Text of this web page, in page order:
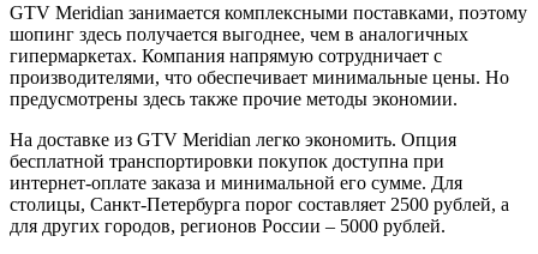
GTV Meridian занимается комплексными поставками, поэтому
шопинг здесь получается выгоднее, чем в аналогичных
гипермаркетах. Компания напрямую сотрудничает с
производителями, что обеспечивает минимальные цены. Но
предусмотрены здесь также прочие методы экономии.
На доставке из GTV Meridian легко экономить. Опция
бесплатной транспортировки покупок доступна при
интернет-оплате заказа и минимальной его сумме. Для
столицы, Санкт-Петербурга порог составляет 2500 рублей, а
для других городов, регионов России – 5000 рублей.